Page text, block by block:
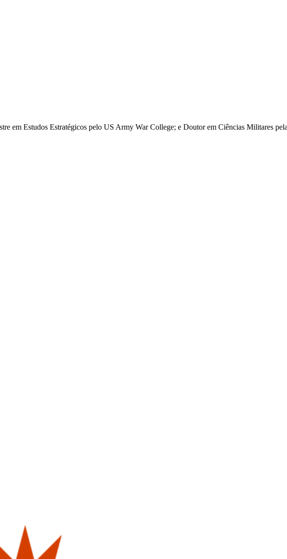
em Estudos Estratégicos pelo US Army War College; e Doutor em Ciências Militares